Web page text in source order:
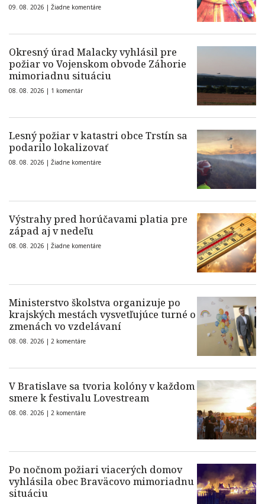
09. 08. 2026 | Žiadne komentáre
Okresný úrad Malacky vyhlásil pre
požiar vo Vojenskom obvode Záhorie
mimoriadnu situáciu
08. 08. 2026 | 1 komentár
Lesný požiar v katastri obce Trstín sa
podarilo lokalizovať
08. 08. 2026 | Žiadne komentáre
Výstrahy pred horúčavami platia pre
západ aj v nedeľu
08. 08. 2026 | Žiadne komentáre
Ministerstvo školstva organizuje po
krajských mestách vysvetľujúce turné o
zmenách vo vzdelávaní
08. 08. 2026 | 2 komentáre
V Bratislave sa tvoria kolóny v každom
smere k festivalu Lovestream
08. 08. 2026 | 2 komentáre
Po nočnom požiari viacerých domov
vyhlásila obec Braväcovo mimoriadnu
situáciu